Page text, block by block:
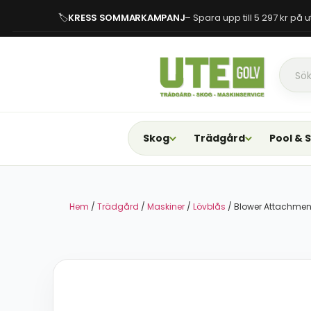
🏷KRESS SOMMARKAMPANJ– Spara upp till 5 297 kr på
Skog Trädgård Pool &
Hem / Trädgård / Maskiner / Lövblås / Blower